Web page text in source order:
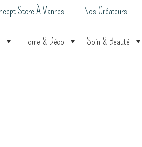
Store À Vannes Nos Créateurs
Home & Déco Soin & Beauté